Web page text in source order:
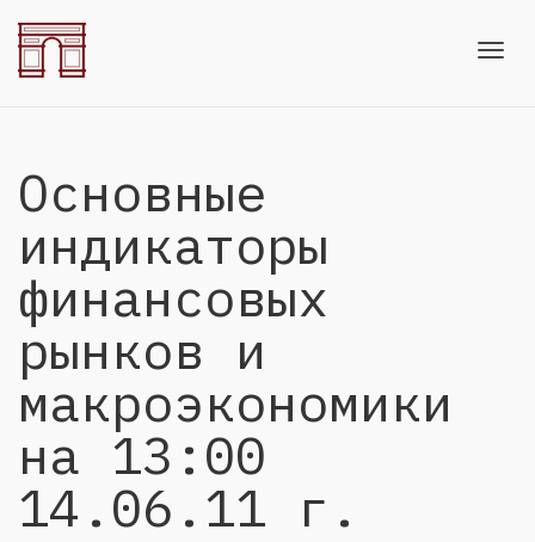
Основные
индикаторы
финансовых
рынков и
макроэкономики
на 13:00
14.06.11 г.